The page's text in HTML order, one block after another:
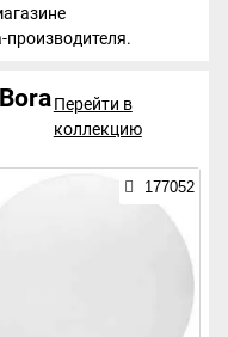
производителя.
Перейти в
коллекцию
177052